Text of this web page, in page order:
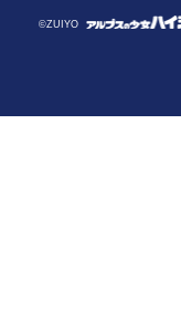
©ZUIYO